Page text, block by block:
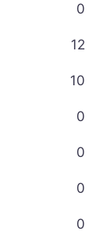
0
12
10
0
0
0
0